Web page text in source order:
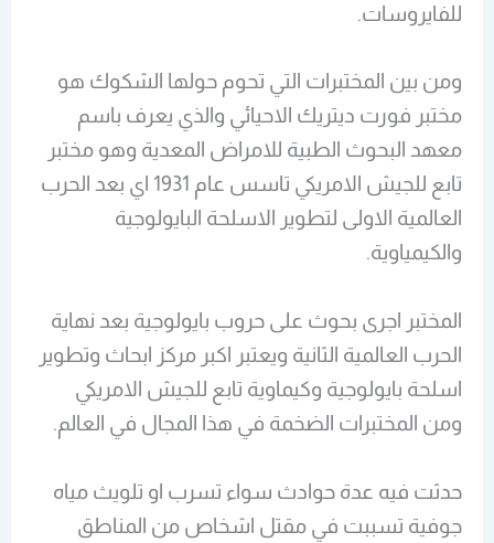
للفايروسات.
ومن بين المختبرات التي تحوم حولها الشكوك هو
مختبر فورت ديتريك الاحيائي والذي يعرف باسم
معهد البحوث الطبية للامراض المعدية وهو مختبر
تابع للجيش الامريكي تاسس عام 1931 اي بعد الحرب
العالمية الاولى لتطوير الاسلحة البايولوجية
والكيمياوية.
المختبر اجرى بحوث على حروب بايولوجية بعد نهاية
الحرب العالمية الثانية ويعتبر اكبر مركز ابحاث وتطوير
اسلحة بايولوجية وكيماوية تابع للجيش الامريكي
ومن المختبرات الضخمة في هذا المجال في العالم.
حدثت فيه عدة حوادث سواء تسرب او تلويث مياه
جوفية تسببت في مقتل اشخاص من المناطق